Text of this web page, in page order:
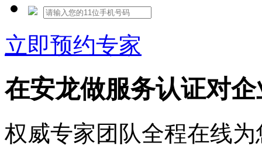
立即预约专家
在安龙做服务认证对
权威专家团队全程在线